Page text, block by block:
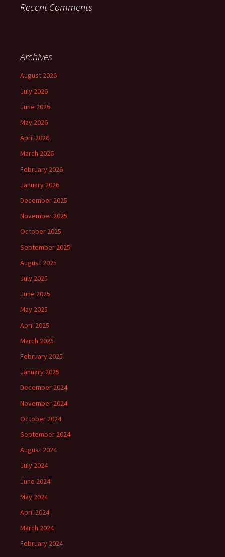
Recent Comments
Archives
August 2026
July 2026
June 2026
May 2026
April 2026
March 2026
February 2026
January 2026
December 2025
November 2025
October 2025
September 2025
August 2025
July 2025
June 2025
May 2025
April 2025
March 2025
February 2025
January 2025
December 2024
November 2024
October 2024
September 2024
August 2024
July 2024
June 2024
May 2024
April 2024
March 2024
February 2024